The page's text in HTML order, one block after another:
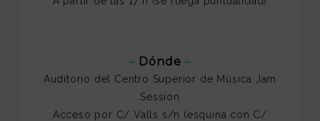
–Dónde –
Auditorio del Centro Superior de Música Jam
Session
Acceso por C/ Valls s/n (esquina con C/